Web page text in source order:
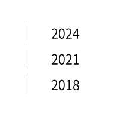
2024
2021
2018